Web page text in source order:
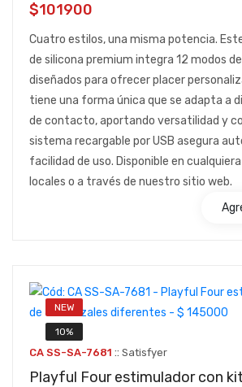
$101900
Cuatro estilos, una misma potencia.
de silicona premium integra 12 modos
diseñados para ofrecer placer
tiene una forma única que se adapta a
de contacto, aportando versatilidad y
sistema recargable por USB asegura
facilidad de uso. Disponible en
locales o a través de nuestro sitio web.
NEW
10%
CA SS-SA-7681 :: Satisfyer
Playful Four estimulador con